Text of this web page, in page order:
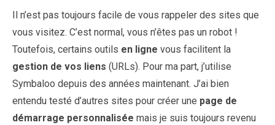
Il n’est pas toujours facile de vous rappeler des sites que
vous visitez. C’est normal, vous n’êtes pas un robot !
Toutefois, certains outils en ligne vous facilitent la
gestion de vos liens (URLs). Pour ma part, j’utilise
Symbaloo depuis des années maintenant. J’ai bien
entendu testé d’autres sites pour créer une page de
démarrage personnalisée mais je suis toujours revenu